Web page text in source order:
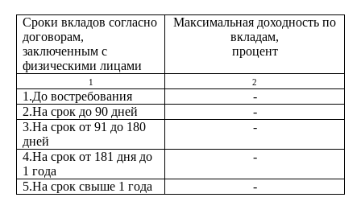
Сроки вкладов согласно
договорам,
заключенным с
физическими лицами
Максимальная доходность по
вкладам,
процент
1 2
1.До востребования
-
2.На срок до 90 дней
-
3.На срок от 91 до 180
дней
-
4.На срок от 181 дня до
1 года
-
5.На срок свыше 1 года -